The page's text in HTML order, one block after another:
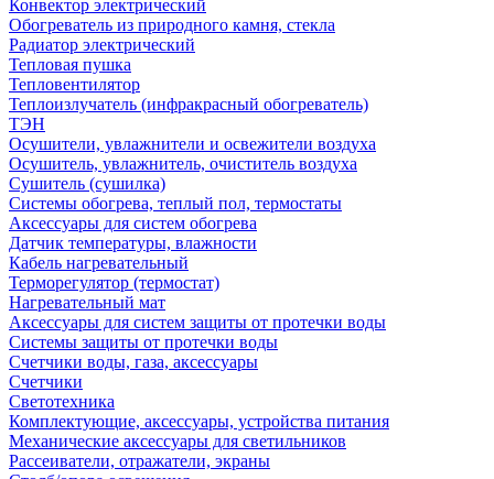
Конвектор электрический
Обогреватель из природного камня, стекла
Радиатор электрический
Тепловая пушка
Тепловентилятор
Теплоизлучатель (инфракрасный обогреватель)
ТЭН
Осушители, увлажнители и освежители воздуха
Осушитель, увлажнитель, очиститель воздуха
Сушитель (сушилка)
Системы обогрева, теплый пол, термостаты
Аксессуары для систем обогрева
Датчик температуры, влажности
Кабель нагревательный
Терморегулятор (термостат)
Нагревательный мат
Аксессуары для систем защиты от протечки воды
Системы защиты от протечки воды
Счетчики воды, газа, аксессуары
Счетчики
Светотехника
Комплектующие, аксессуары, устройства питания
Механические аксессуары для светильников
Рассеиватели, отражатели, экраны